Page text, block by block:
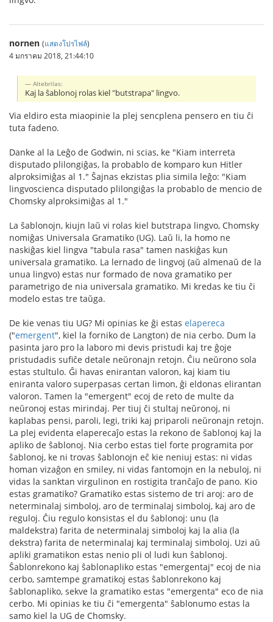
nornen (แสดงโปรไฟล์)
4 มกราคม 2018, 21:44:10
Altebrilas:
Kaj la ŝablonoj rolas kiel "butstrapa" lingvo.
Via eldiro esta miaopinie la plej sencplena pensero en tiu ĉi
tuta fadeno.
Danke al la Leĝo de Godwin, ni scias, ke "Kiam interreta
disputado plilongiĝas, la probablo de komparo kun Hitler
alproksimiĝas al 1." Ŝajnas ekzistas plia simila leĝo: "Kiam
lingvoscienca disputado plilongiĝas la probablo de mencio de
Chomsky alproksimiĝas al 1."
La ŝablonojn, kiujn laŭ vi rolas kiel butstrapa lingvo, Chomsky
nomiĝas Universala Gramatiko (UG). Laŭ li, la homo ne
naskiĝas kiel lingva "tabula rasa" tamen naskiĝas kun
universala gramatiko. La lernado de lingvoj (aŭ almenaŭ de la
unua lingvo) estas nur formado de nova gramatiko per
parametrigo de nia universala gramatiko. Mi kredas ke tiu ĉi
modelo estas tre taŭga.
De kie venas tiu UG? Mi opinias ke ĝi estas elapereca
("emergent", kiel la forniko de Langton) de nia cerbo. Dum la
pasinta jaro pro la laboro mi devis pristudi kaj tre ĝoje
pristudadis sufiĉe detale neŭronajn retojn. Ĉiu neŭrono sola
estas stultulo. Ĝi havas enirantan valoron, kaj kiam tiu
eniranta valoro superpasas certan limon, ĝi eldonas elirantan
valoron. Tamen la "emergent" ecoj de reto de multe da
neŭronoj estas mirindaj. Per tiuj ĉi stultaj neŭronoj, ni
kaplabas pensi, paroli, legi, triki kaj priparoli neŭronajn retojn.
La plej evidenta elaperecaĵo estas la rekono de ŝablonoj kaj la
apliko de ŝablonoj. Nia cerbo estas tiel forte programita por
ŝablonoj, ke ni trovas ŝablonojn eĉ kie neniuj estas: ni vidas
homan vizaĝon en smiley, ni vidas fantomojn en la nebuloj, ni
vidas la sanktan virgulinon en rostigita tranĉaĵo de pano. Kio
estas gramatiko? Gramatiko estas sistemo de tri aroj: aro de
neterminalaj simboloj, aro de terminalaj simboloj, kaj aro de
reguloj. Ĉiu regulo konsistas el du ŝablonoj: unu (la
maldekstra) farita de neterminalaj simboloj kaj la alia (la
dekstra) farita de neterminalaj kaj terminalaj simboloj. Uzi aŭ
apliki gramatikon estas nenio pli ol ludi kun ŝablonoj.
Ŝablonrekono kaj ŝablonapliko estas "emergentaj" ecoj de nia
cerbo, samtempe gramatikoj estas ŝablonrekono kaj
ŝablonapliko, sekve la gramatiko estas "emergenta" eco de nia
cerbo. Mi opinias ke tiu ĉi "emergenta" ŝablonumo estas la
samo kiel la UG de Chomsky.